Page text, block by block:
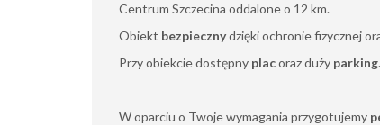
Centrum Szczecina oddalone o 12 km.
Obiekt bezpiecznydzięki ochronie fizycznej
Przy obiekcie dostępny placoraz duży parking.
W oparciu o Twoje wymagania przygotujemy